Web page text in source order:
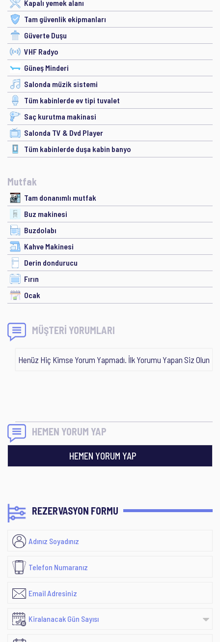
Kapalı yemek alanı
Tam güvenlik ekipmanları
Güverte Duşu
VHF Radyo
Güneş Minderi
Salonda müzik sistemi
Tüm kabinlerde ev tipi tuvalet
Saç kurutma makinasi
Salonda TV & Dvd Player
Tüm kabinlerde duşa kabin banyo
Mutfak
Tam donanımlı mutfak
Buz makinesi
Buzdolabı
Kahve Makinesi
Derin dondurucu
Fırın
Ocak
MÜŞTERİ YORUMLARI
Henüz Hiç Kimse Yorum Yapmadı. İlk Yorumu Yapan Siz Olun
HEMEN YORUM YAP
HEMEN YORUM YAP
REZERVASYON FORMU